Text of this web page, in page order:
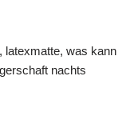
latexmatte, was kann
nachts